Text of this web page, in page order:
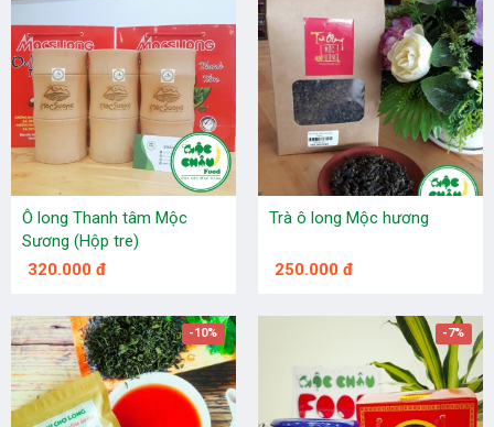
Ô long Thanh tâm Mộc
Sương (Hộp tre)
320.000 đ
Trà ô long Mộc hương
250.000 đ
-10% -7%